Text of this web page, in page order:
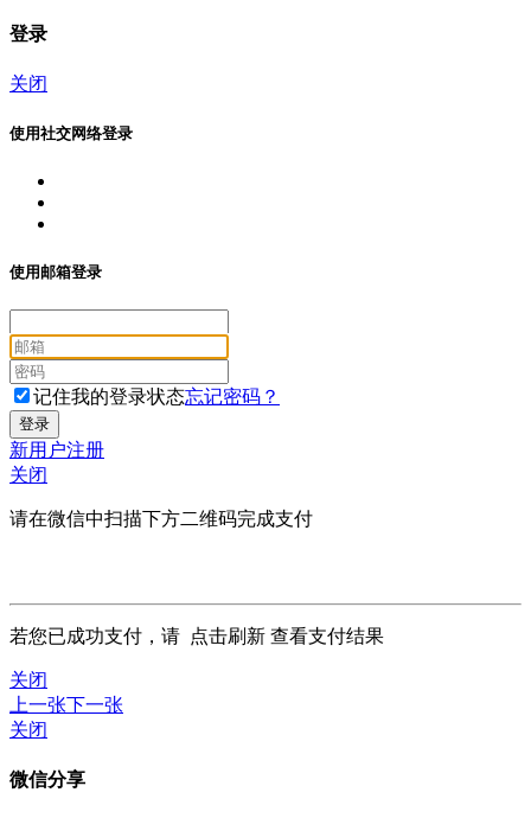
登录
关闭
使用社交网络登录
使用邮箱登录
记住我的登录状态忘记密码？
新用户注册
关闭
请在微信中扫描下方二维码完成支付
若您已成功支付，请 点击刷新 查看支付结果
关闭
上一张下一张
关闭
微信分享